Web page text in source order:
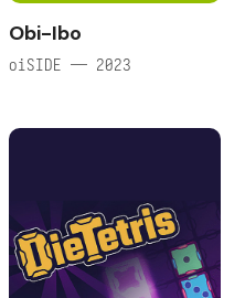
Obi-Ibo
oiSIDE — 2023